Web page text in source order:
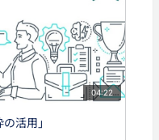
04:22
活用」